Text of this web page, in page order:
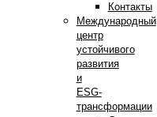
Контакты
Международный
центр
устойчивого
развития
и
ESG-
трансформации